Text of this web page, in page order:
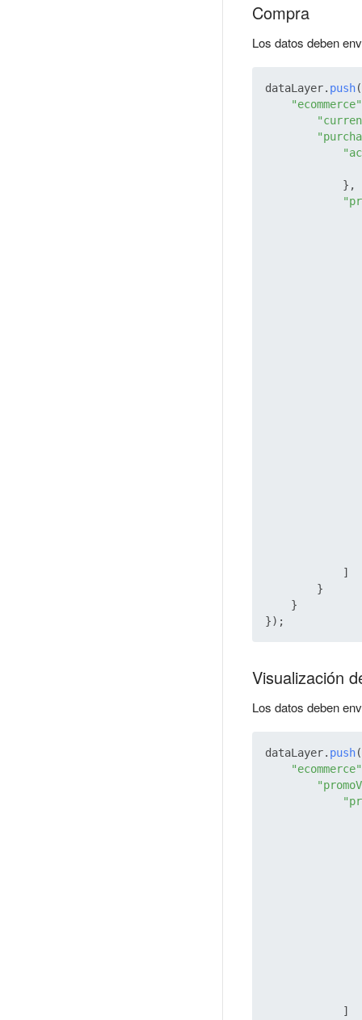
Compra
Los datos deben
dataLayer. push
"ecommerce"
            },
            ]
        }
    }
Visualización
Los datos deben
dataLayer. push
"ecommerce"
            ]